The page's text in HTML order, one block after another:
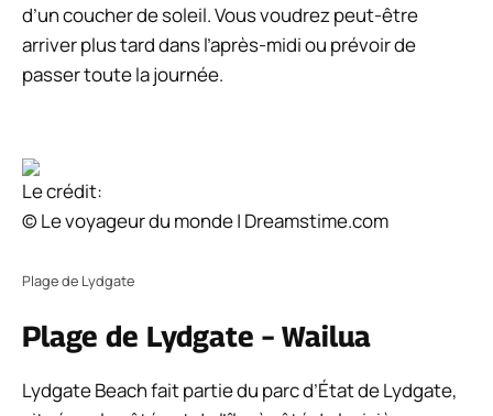
d’un coucher de soleil. Vous voudrez peut-être
arriver plus tard dans l’après-midi ou prévoir de
passer toute la journée.
Le crédit:
© Le voyageur du monde | Dreamstime.com
Plage de Lydgate
Plage de Lydgate – Wailua
Lydgate Beach fait partie du parc d’État de Lydgate,